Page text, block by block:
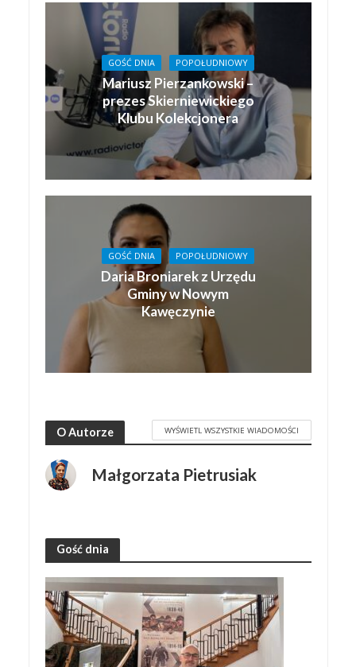
GOŚĆ DNIA POPOŁUDNIOWY
Mariusz Pierzankowski –
prezes Skierniewickiego
Klubu Kolekcjonera
GOŚĆ DNIA POPOŁUDNIOWY
Daria Broniarek z Urzędu
Gminy w Nowym
Kawęczynie
O Autorze WYŚWIETL WSZYSTKIE WIADOMOŚCI
Małgorzata Pietrusiak
Gość dnia